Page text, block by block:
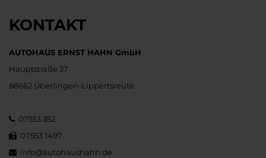
KONTAKT
AUTOHAUS ERNST HAHN GmbH
Hauptstraße 37
88662 Überlingen-Lippertsreute
07553 352
07553 1497
info@autohaushahn.de